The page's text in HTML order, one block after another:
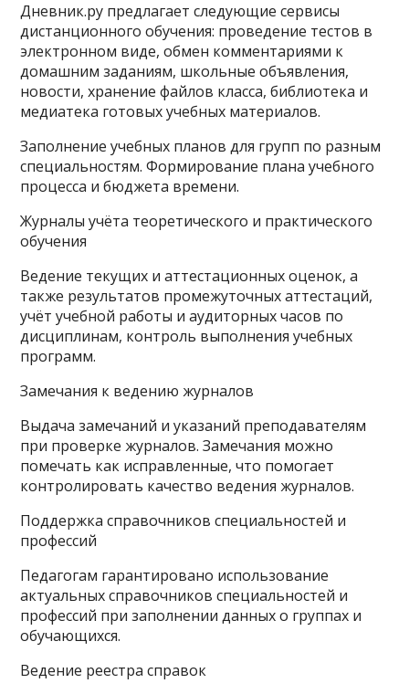
Дневник.ру предлагает следующие сервисы
дистанционного обучения: проведение тестов в
электронном виде, обмен комментариями к
домашним заданиям, школьные объявления,
новости, хранение файлов класса, библиотека и
медиатека готовых учебных материалов.
Заполнение учебных планов для групп по разным
специальностям. Формирование плана учебного
процесса и бюджета времени.
Журналы учёта теоретического и практического
обучения
Ведение текущих и аттестационных оценок, а
также результатов промежуточных аттестаций,
учёт учебной работы и аудиторных часов по
дисциплинам, контроль выполнения учебных
программ.
Замечания к ведению журналов
Выдача замечаний и указаний преподавателям
при проверке журналов. Замечания можно
помечать как исправленные, что помогает
контролировать качество ведения журналов.
Поддержка справочников специальностей и
профессий
Педагогам гарантировано использование
актуальных справочников специальностей и
профессий при заполнении данных о группах и
обучающихся.
Ведение реестра справок